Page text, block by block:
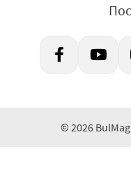
© 2026